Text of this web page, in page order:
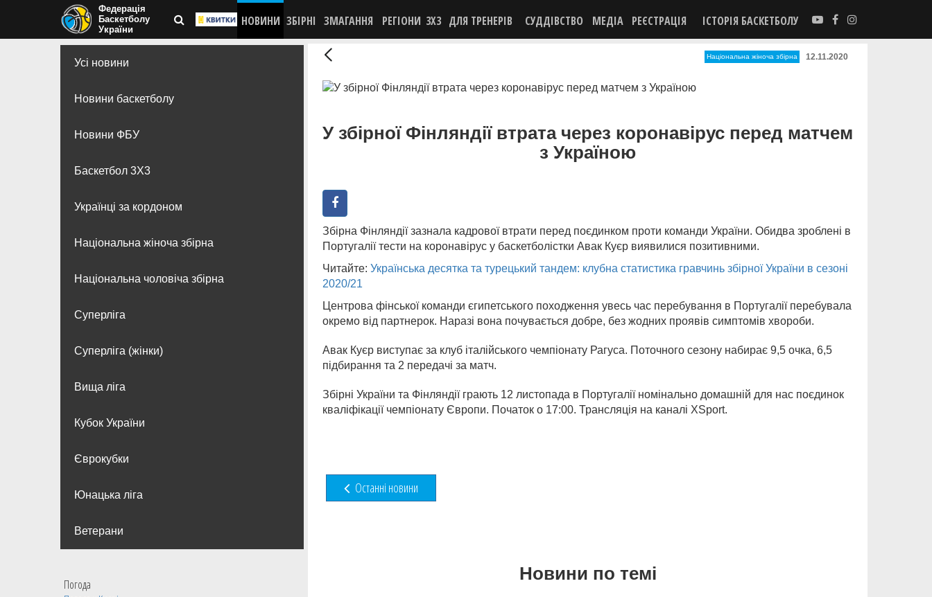
Федерація
Баскетболу
України
НОВИНИ ЗБІРНІ ЗМАГАННЯ РЕГІОНИ 3X3 ДЛЯ ТРЕНЕРІВ СУДДІВСТВО МЕДІА РЕЄСТРАЦІЯ ІСТОРІЯ БАСКЕТБОЛУ
Усі новини
Новини баскетболу
Новини ФБУ
Баскетбол 3Х3
Українці за кордоном
Національна жіноча збірна
Національна чоловіча збірна
Суперліга
Суперліга (жінки)
Вища лiга
Кубок України
Єврокубки
Юнацька ліга
Ветерани
Погода
Національна жіноча збірна 12.11.2020
У збірної Фінляндії втрата через коронавірус перед матчем
з Україною
Збірна Фінляндії зазнала кадрової втрати перед поєдинком проти команди України. Обидва зроблені в
Португалії тести на коронавірус у баскетболістки Авак Куєр виявилися позитивними.
Читайте: Українська десятка та турецький тандем: клубна статистика гравчинь збірної України в сезоні
2020/21
Центрова фінської команди єгипетського походження увесь час перебування в Португалії перебувала
окремо від партнерок. Наразі вона почувається добре, без жодних проявів симптомів хвороби.
Авак Куєр виступає за клуб італійського чемпіонату Рагуса. Поточного сезону набирає 9,5 очка, 6,5
підбирання та 2 передачі за матч.
Збірні України та Фінляндії грають 12 листопада в Португалії номінально домашній для нас поєдинок
кваліфікації чемпіонату Європи. Початок о 17:00. Трансляція на каналі XSport.
Останні новини
Новини по темі